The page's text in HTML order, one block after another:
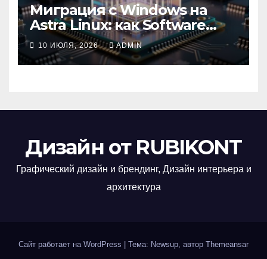
Миграция с Windows на
Astra Linux: как Software
Group успешно перешла на
отечественную ОС
10 ИЮЛЯ, 2026 ADMIN
Дизайн от RUBIKONT
Графический дизайн и брендинг, Дизайн интерьера и
архитектура
Сайт работает на WordPress Тема: Newsup, автор Themeansar